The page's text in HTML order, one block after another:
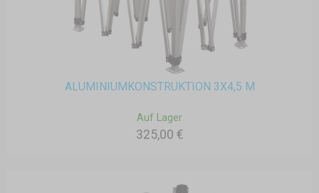
ALUMINIUMKONSTRUKTION 3X4,5 M
Auf Lager
325,00 €